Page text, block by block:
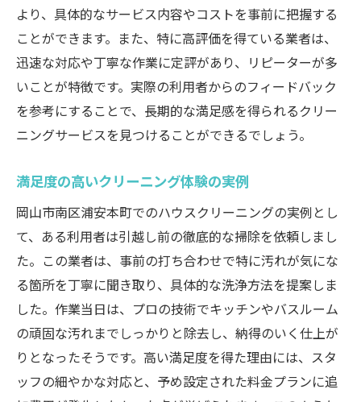
より、具体的なサービス内容やコストを事前に把握する
ことができます。また、特に高評価を得ている業者は、
迅速な対応や丁寧な作業に定評があり、リピーターが多
いことが特徴です。実際の利用者からのフィードバック
を参考にすることで、長期的な満足感を得られるクリー
ニングサービスを見つけることができるでしょう。
満足度の高いクリーニング体験の実例
岡山市南区浦安本町でのハウスクリーニングの実例とし
て、ある利用者は引越し前の徹底的な掃除を依頼しまし
た。この業者は、事前の打ち合わせで特に汚れが気にな
る箇所を丁寧に聞き取り、具体的な洗浄方法を提案しま
した。作業当日は、プロの技術でキッチンやバスルーム
の頑固な汚れまでしっかりと除去し、納得のいく仕上が
りとなったそうです。高い満足度を得た理由には、スタ
ッフの細やかな対応と、予め設定された料金プランに追